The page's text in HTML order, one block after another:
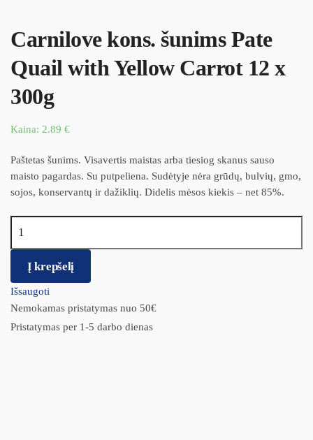
Carnilove kons. šunims Pate
Quail with Yellow Carrot 12 x
300g
Kaina: 2.89 €
Paštetas šunims. Visavertis maistas arba tiesiog skanus sauso
maisto pagardas. Su putpeliena. Sudėtyje nėra grūdų, bulvių, gmo,
sojos, konservantų ir dažiklių. Didelis mėsos kiekis – net 85%.
Į krepšelį
Išsaugoti
Nemokamas pristatymas nuo 50€
Pristatymas per 1-5 darbo dienas